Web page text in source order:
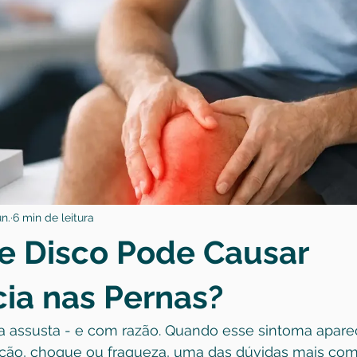
Disco Pode Causar
nas Pernas?
6 min de leitura
assusta - e com razão. Quando esse sintoma
choque ou fraqueza, uma das dúvidas mais